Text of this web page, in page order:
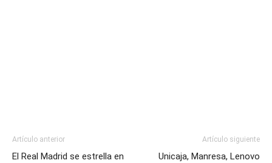
Artículo anterior
El Real Madrid se estrella en
Artículo siguiente
Unicaja, Manresa, Lenovo